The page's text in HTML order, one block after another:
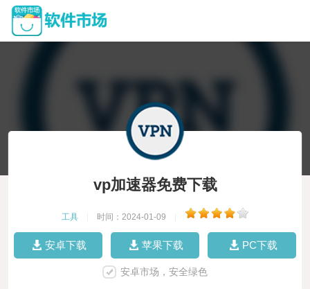
vp加速器免费下载
工具 时间：2024-01-09
安卓下载 苹果下载 PC下载
安卓市场，安全绿色